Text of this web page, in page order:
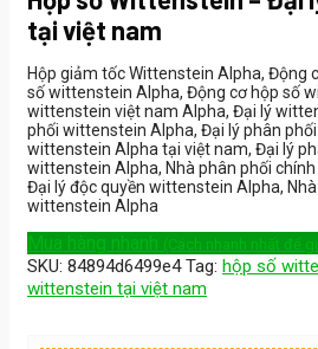
tại việt nam
Hộp giảm tốc Wittenstein Alpha, Động
số wittenstein Alpha, Động cơ hộp số
wittenstein việt nam Alpha, Đại lý
phối wittenstein Alpha, Đại lý phân
wittenstein Alpha tại việt nam, Đại lý
wittenstein Alpha, Nhà phân phối
Đại lý độc quyền wittenstein Alpha,
wittenstein Alpha
Mua hàng nhanh (Cách nhanh nhất để
SKU: 84894d6499e4 Tag: hộp số
wittenstein tại việt nam